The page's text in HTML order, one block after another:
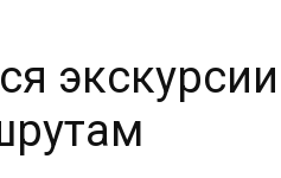
экскурсии